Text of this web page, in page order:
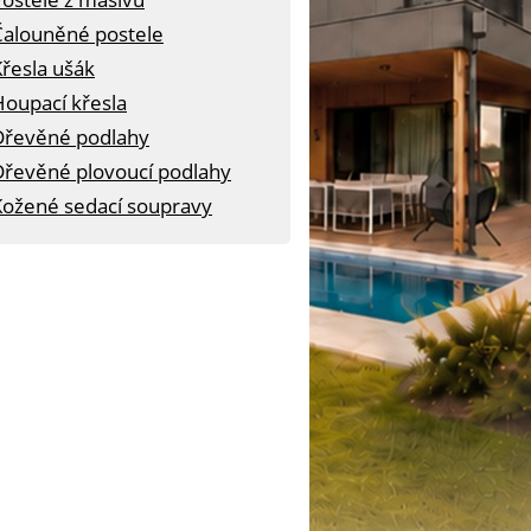
postele
ušák
křesla
podlahy
plovoucí podlahy
sedací soupravy